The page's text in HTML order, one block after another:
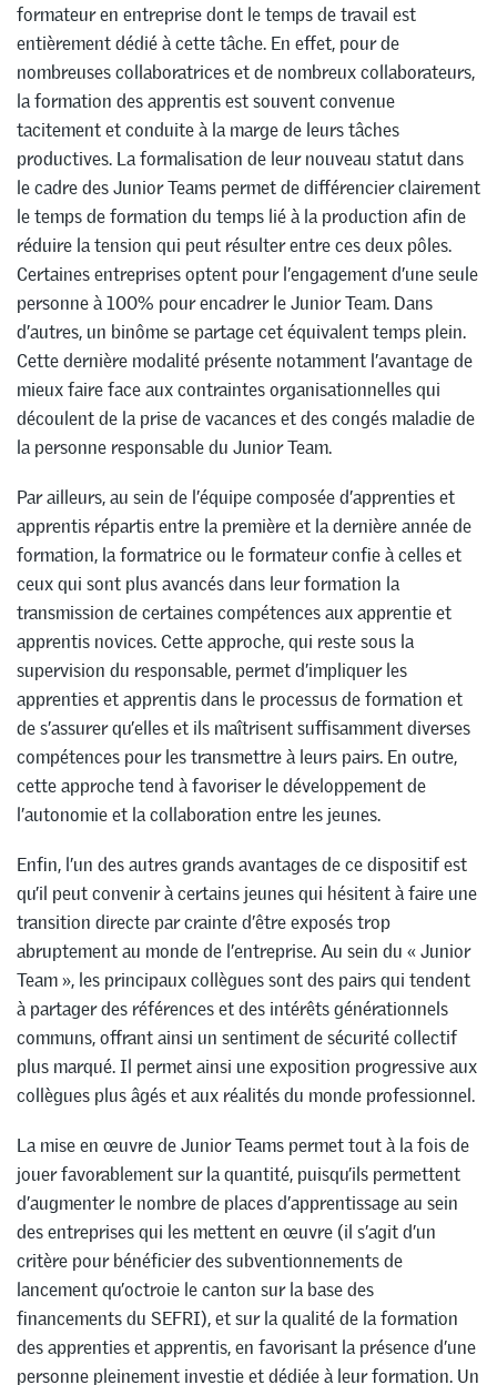
formateur en entreprise dont le temps de travail est
entièrement dédié à cette tâche. En effet, pour de
nombreuses collaboratrices et de nombreux collaborateurs,
la formation des apprentis est souvent convenue
tacitement et conduite à la marge de leurs tâches
productives. La formalisation de leur nouveau statut dans
le cadre des Junior Teams permet de différencier clairement
le temps de formation du temps lié à la production afin de
réduire la tension qui peut résulter entre ces deux pôles.
Certaines entreprises optent pour l’engagement d’une seule
personne à 100% pour encadrer le Junior Team. Dans
d’autres, un binôme se partage cet équivalent temps plein.
Cette dernière modalité présente notamment l’avantage de
mieux faire face aux contraintes organisationnelles qui
découlent de la prise de vacances et des congés maladie de
la personne responsable du Junior Team.
Par ailleurs, au sein de l’équipe composée d’apprenties et
apprentis répartis entre la première et la dernière année de
formation, la formatrice ou le formateur confie à celles et
ceux qui sont plus avancés dans leur formation la
transmission de certaines compétences aux apprentie et
apprentis novices. Cette approche, qui reste sous la
supervision du responsable, permet d’impliquer les
apprenties et apprentis dans le processus de formation et
de s’assurer qu’elles et ils maîtrisent suffisamment diverses
compétences pour les transmettre à leurs pairs. En outre,
cette approche tend à favoriser le développement de
l’autonomie et la collaboration entre les jeunes.
Enfin, l’un des autres grands avantages de ce dispositif est
qu’il peut convenir à certains jeunes qui hésitent à faire une
transition directe par crainte d’être exposés trop
abruptement au monde de l’entreprise. Au sein du « Junior
Team », les principaux collègues sont des pairs qui tendent
à partager des références et des intérêts générationnels
communs, offrant ainsi un sentiment de sécurité collectif
plus marqué. Il permet ainsi une exposition progressive aux
collègues plus âgés et aux réalités du monde professionnel.
La mise en œuvre de Junior Teams permet tout à la fois de
jouer favorablement sur la quantité, puisqu’ils permettent
d’augmenter le nombre de places d’apprentissage au sein
des entreprises qui les mettent en œuvre (il s’agit d’un
critère pour bénéficier des subventionnements de
lancement qu’octroie le canton sur la base des
financements du SEFRI), et sur la qualité de la formation
des apprenties et apprentis, en favorisant la présence d’une
personne pleinement investie et dédiée à leur formation. Un